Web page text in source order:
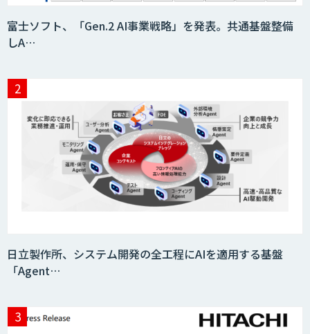
富士ソフト、「Gen.2 AI事業戦略」を発表。共通基盤整備
しA…
日立製作所、システム開発の全工程にAIを適用する基盤
「Agent…